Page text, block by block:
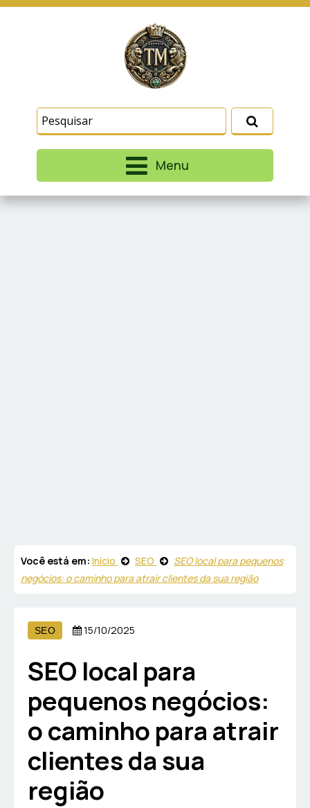
Menu
Você está em: Início SEO
SEO local para pequenos
negócios: o caminho para atrair clientes da sua região
SEO 15/10/2025
SEO local para
pequenos negócios:
o caminho para atrair
clientes da sua
região
similares para lembrar e entender como você usa
nosso site, analisar seu uso de nossos produtos
e serviços, ajudar com nossos esforços de
marketing e fornecer conteúdo de terceiros. Leia
Termos e CondiçõesePolítica de